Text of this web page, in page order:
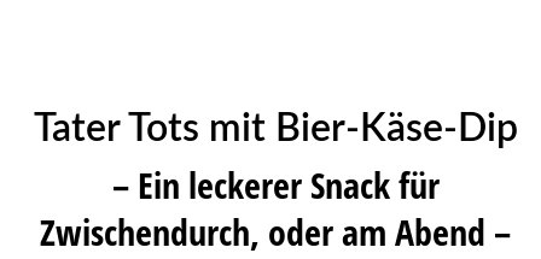
Tater Tots mit Bier-Käse-Dip
– Ein leckerer Snack für
Zwischendurch, oder am Abend –